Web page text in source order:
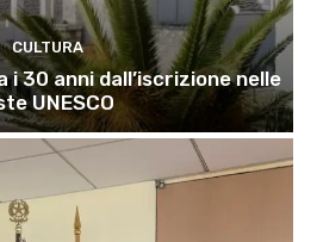
CULTURA
i 30 anni dall’iscrizione nelle
UNESCO